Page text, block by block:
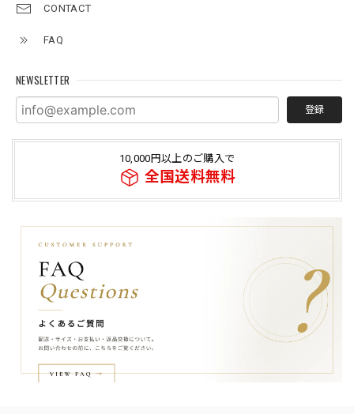
CONTACT
FAQ
NEWSLETTER
登録
10,000円以上のご購入で
全国送料無料